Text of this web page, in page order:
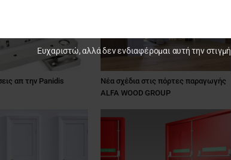
απ την Panidis
Νέα σχέδια στις πόρτες παραγωγής
ALFA WOOD GROUP
Ευχαριστώ, αλλά δεν ενδιαφέρομαι αυτή την στιγμή